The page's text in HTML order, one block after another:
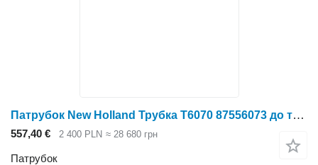
Патрубок New Holland Трубка T6070 87556073 до трактора колісного New Holland T6070
557,40 € 2 400 PLN ≈ 28 680 грн
Патрубок